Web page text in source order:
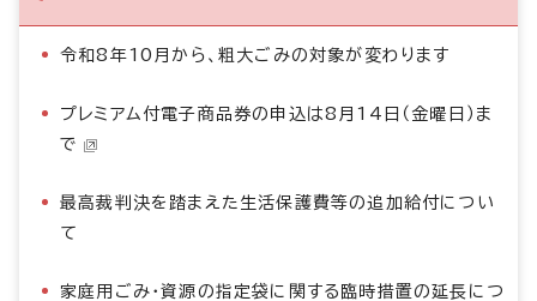
令和8年10月から、粗大ごみの対象が変わります
プレミアム付電子商品券の申込は8月14日（金曜日）ま
で
最高裁判決を踏まえた生活保護費等の追加給付につい
て
家庭用ごみ・資源の指定袋に関する臨時措置の延長につ